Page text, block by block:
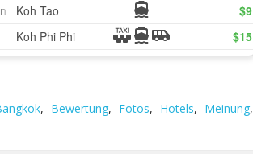
, Bewertung, Fotos, Hotels, Meinung,